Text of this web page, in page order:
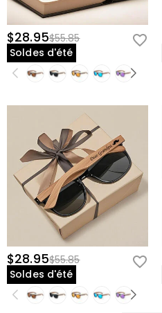
$28.95$55.85
Soldes d'été
$28.95$55.85
Soldes d'été